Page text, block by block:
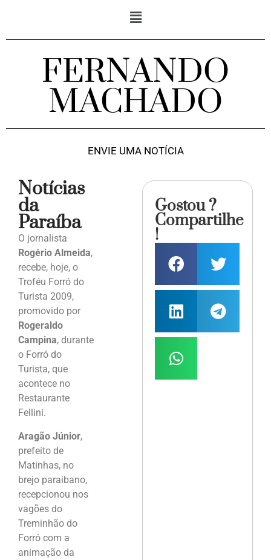
FERNANDO
MACHADO
ENVIE UMA NOTÍCIA
Notícias
da
Paraíba
O jornalista
Rogério Almeida,
recebe, hoje, o
Troféu Forró do
Turista 2009,
promovido por
Rogeraldo
Campina, durante
o Forró do
Turista, que
acontece no
Restaurante
Fellini.
Aragão Júnior,
prefeito de
Matinhas, no
brejo paraibano,
recepcionou nos
vagões do
Treminhão do
Forró com a
animação da
Gostou ?
Compartilhe
!